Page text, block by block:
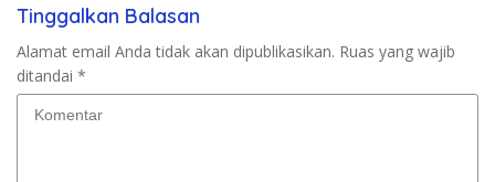
Tinggalkan Balasan
Alamat email Anda tidak akan dipublikasikan. Ruas yang wajib
ditandai *